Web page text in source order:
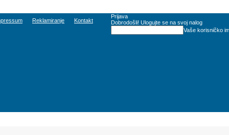
Reklamiranje Kontakt
Prijava
Dobrodošli! Ulogujte se na svoj nalog
Vaše korisničko